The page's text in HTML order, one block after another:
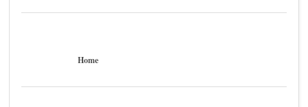
Home